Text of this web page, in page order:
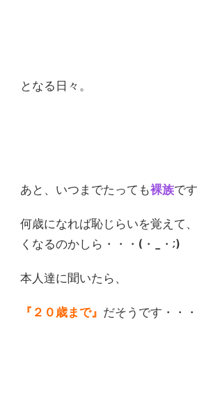
となる日々。
あと、いつまでたっても裸族です
何歳になれば恥じらいを覚えて、
くなるのかしら・・・(・_・;)
本人達に聞いたら、
『２０歳まで』 だそうです・・・